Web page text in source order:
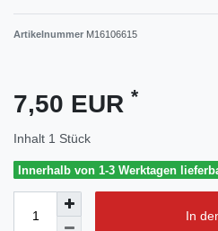
Artikelnummer M16106615
7,50 EUR *
Inhalt 1 Stück
Innerhalb von 1-3 Werktagen
In